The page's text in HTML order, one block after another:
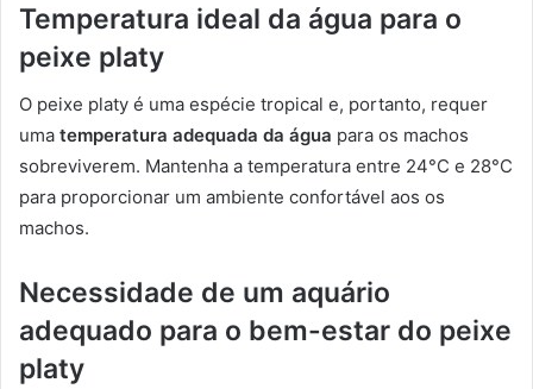
Temperatura ideal da água para o
peixe platy
O peixe platy é uma espécie tropical e, portanto, requer
uma temperatura adequada da água para os machos
sobreviverem. Mantenha a temperatura entre 24°C e 28°C
para proporcionar um ambiente confortável aos os
machos.
Necessidade de um aquário
adequado para o bem-estar do peixe
platy